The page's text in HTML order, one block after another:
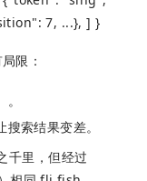
7, ...}, ] }
限：
索结果变差。
里，但经过